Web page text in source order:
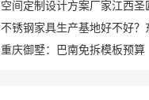
重庆御墅：巴南免拆模板预算